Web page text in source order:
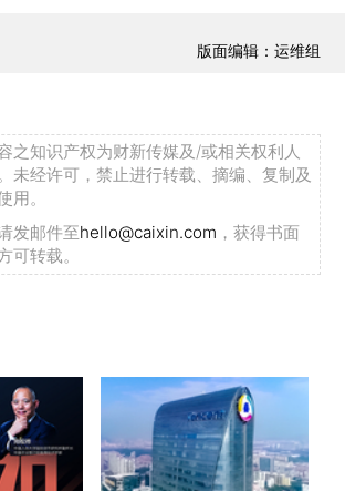
版面编辑：运维组
之知识产权为财新传媒及/或相关权利人
未经许可，禁止进行转载、摘编、复制及
用。
发邮件至hello@caixin.com ，获得书面
可转载。